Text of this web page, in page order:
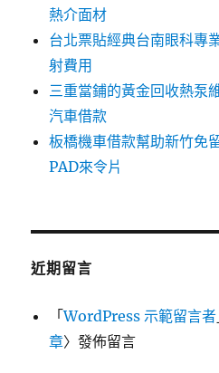
熱介面材
台北票貼經典台南眼科專
射費用
三重當鋪的黃金回收熱泵
汽車借款
板橋機車借款幫助新竹免
PAD來令片
近期留言
「WordPress 示範留言者
章〉發佈留言